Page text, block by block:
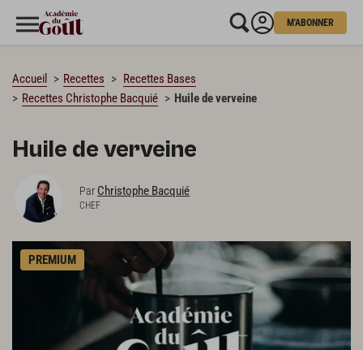
M'ABONNER
Accueil Recettes
Recettes Bases
Recettes Christophe Bacquié
Huile de verveine
Huile de verveine
Par Christophe Bacquié
CHEF
PREMIUM
CHARGEMENT…